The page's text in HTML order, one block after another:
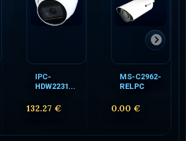
IPC-
HDW2231...
132.27 €
MS-C2962-
RELPC
0.00 €